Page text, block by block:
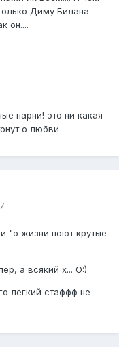
Диму Билана
он....
парни! это ни какая
о любви
"о жизни поют крутые
а всякий х... O:)
лёгкий стаффф не